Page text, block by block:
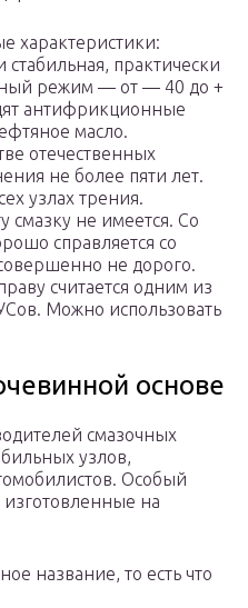
характеристики:
практически
режим — от — 40 до +
антифрикционные
масло.
отечественных
не более пяти лет.
узлах трения.
смазку не имеется. Со
справляется со
не дорого.
считается одним из
Можно использовать
основе
смазочных
узлов,
Особый
на
название, то есть что